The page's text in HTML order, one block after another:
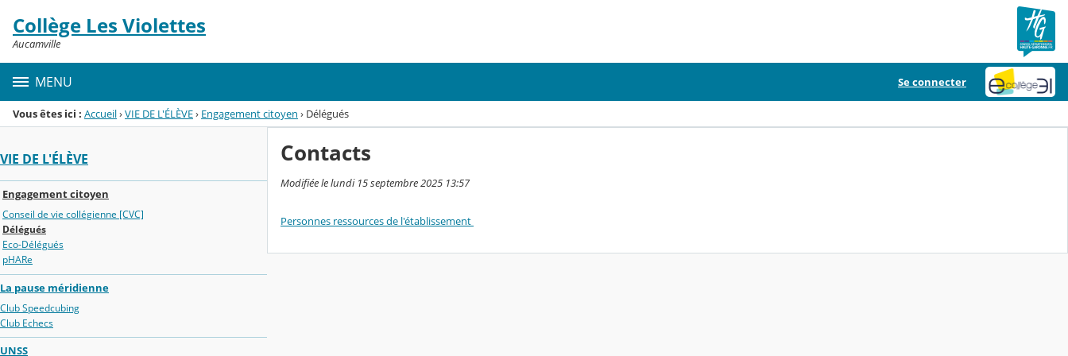
Menu de la rubrique
Contenu
Collège Les Violettes
Aucamville
MENU Se connecter
Vous êtes ici : Accueil›VIE DE L'ÉLÈVE› Engagement citoyen › Délégués
VIE DE L'ÉLÈVE
Engagement citoyen
Conseil de vie collégienne [CVC]
Délégués
Eco-Délégués
pHARe
La pause méridienne
Club Speedcubing
Club Echecs
UNSS
Contacts
Modifiée le lundi 15 septembre 2025 13:57
Personnes ressources de l'établissement